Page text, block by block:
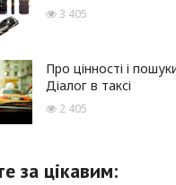
3 405
Про цінності і
Діалог в таксі
2 405
за цікавим: